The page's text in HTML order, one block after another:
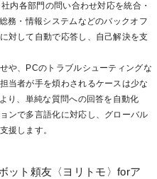
内各部門の問い合わせ対応を統合・
務・情報システムなどのバックオフ
対して自動で応答し、自己解決を支
や、PCのトラブルシューティングな
当者が手を煩わされるケースは少な
り、単純な質問への回答を自動化
ンで多言語化に対応し、グローバル
援します。
ット頼友〈ヨリトモ〉forア